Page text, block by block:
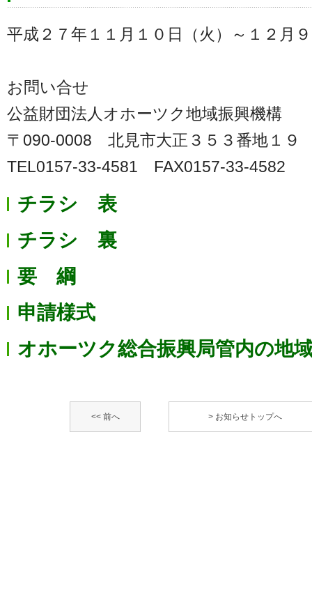
平成２７年１１月１０日（火）～１２月
お問い合せ
公益財団法人オホーツク地域振興機構
〒090-0008 北見市大正３５３番地１９
TEL0157-33-4581 FAX0157-33-4582
チラシ 表
チラシ 裏
要 綱
申請様式
オホーツク総合振興局管内の地
<< 前へ > お知らせトップへ